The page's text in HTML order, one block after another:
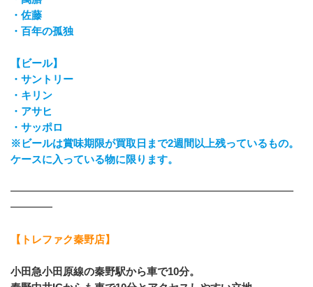
・佐藤
・百年の孤独
【ビール】
・サントリー
・キリン
・アサヒ
・サッポロ
※ビールは賞味期限が買取日まで2週間以上残っているもの。
ケースに入っている物に限ります。
━━━━━━━━━━━━━━━━━━━━━━━━━━━
━━━━
【トレファク秦野店】
小田急小田原線の秦野駅から車で10分。